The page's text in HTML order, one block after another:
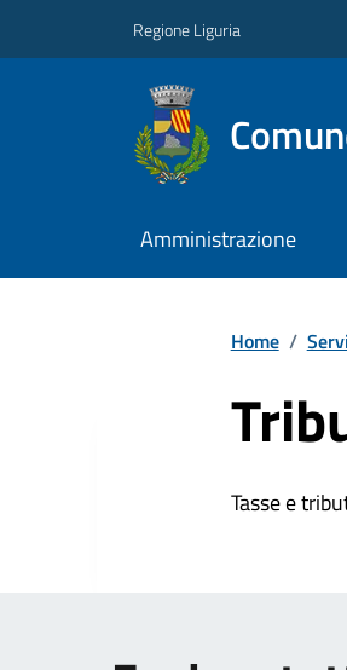
Regione Liguria
Amministrazione
Home /
Tasse e